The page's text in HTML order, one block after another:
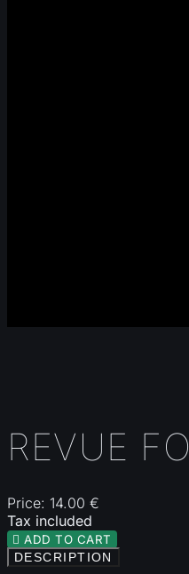
REVUE
Price: 14.00 €
Tax included
 ADD TO CART
DESCRIPTION